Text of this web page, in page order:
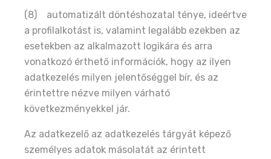
(8) automatizált döntéshozatal ténye, ideértve
a profilalkotást is, valamint legalább ezekben az
esetekben az alkalmazott logikára és arra
vonatkozó érthető információk, hogy az ilyen
adatkezelés milyen jelentőséggel bír, és az
érintettre nézve milyen várható
következményekkel jár.
Az adatkezelő az adatkezelés tárgyát képező
személyes adatok másolatát az érintett